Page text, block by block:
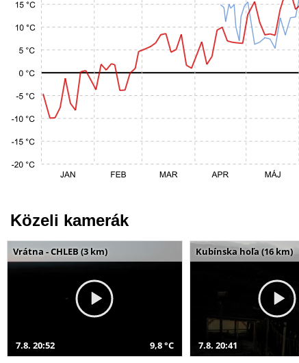
Közeli kamerák
Vrátna - CHLEB (3 km)
7.8. 20:52 9,8 °C
Kubínska hoľa (16 km)
7.8. 20:41